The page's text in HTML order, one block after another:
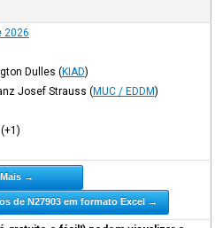
2026
Dulles (KIAD)
Josef Strauss (MUC / EDDM)
Mais →
de N27903 em formato Excel →